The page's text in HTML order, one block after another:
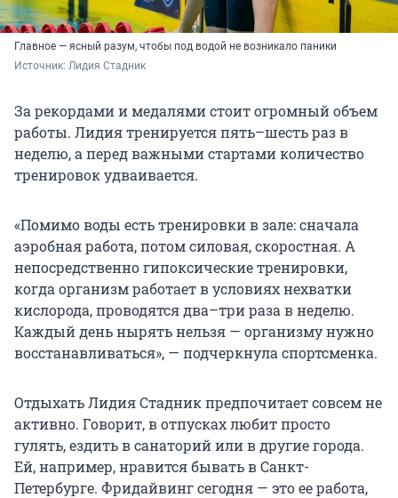
Главное — ясный разум, чтобы под водой не возникало паники
Источник: Лидия Стадник
За рекордами и медалями стоит огромный объем
работы. Лидия тренируется пять–шесть раз в
неделю, а перед важными стартами количество
тренировок удваивается.
«Помимо воды есть тренировки в зале: сначала
аэробная работа, потом силовая, скоростная. А
непосредственно гипоксические тренировки,
когда организм работает в условиях нехватки
кислорода, проводятся два–три раза в неделю.
Каждый день нырять нельзя — организму нужно
восстанавливаться», — подчеркнула спортсменка.
Отдыхать Лидия Стадник предпочитает совсем не
активно. Говорит, в отпусках любит просто
гулять, ездить в санаторий или в другие города.
Ей, например, нравится бывать в Санкт-
Петербурге. Фридайвинг сегодня — это ее работа,